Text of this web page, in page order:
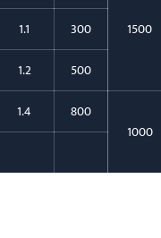
1500
1.1
300
1.2
500
1.4
800
1000